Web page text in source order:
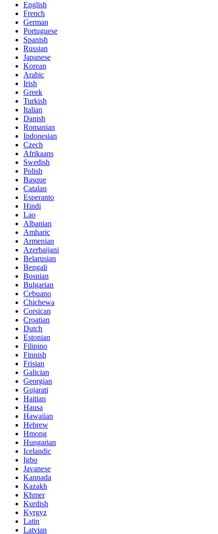
English
French
German
Portuguese
Spanish
Russian
Japanese
Korean
Arabic
Irish
Greek
Turkish
Italian
Danish
Romanian
Indonesian
Czech
Afrikaans
Swedish
Polish
Basque
Catalan
Esperanto
Hindi
Lao
Albanian
Amharic
Armenian
Azerbaijani
Belarusian
Bengali
Bosnian
Bulgarian
Cebuano
Chichewa
Corsican
Croatian
Dutch
Estonian
Filipino
Finnish
Frisian
Galician
Georgian
Gujarati
Haitian
Hausa
Hawaiian
Hebrew
Hmong
Hungarian
Icelandic
Igbo
Javanese
Kannada
Kazakh
Khmer
Kurdish
Kyrgyz
Latin
Latvian